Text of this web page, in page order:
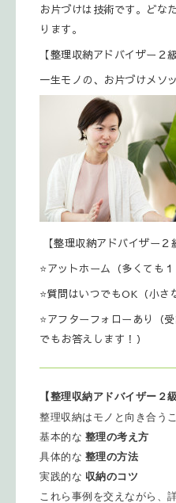
お片づけは技術です。どな
ります。
【整理収納アドバイザー２
一生モノの、お片づけメソ
【整理収納アドバイザー
⭐️アットホーム（多くても
⭐️質問はいつでもOK（小さ
⭐️アフターフォローあり（
でもお答えします！）
【整理収納アドバイザー２
整理収納はモノと向き合う
基本的な 整理の考え方
具体的な 整理の方法
実践的な 収納のコツ
これら事例を交えながら、